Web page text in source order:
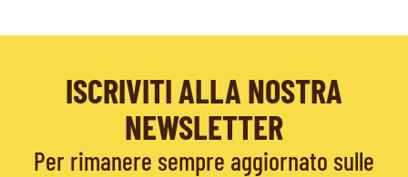
ISCRIVITI ALLA NOSTRA
NEWSLETTER
Per rimanere sempre aggiornato sulle